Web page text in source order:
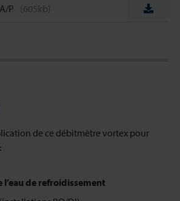
P (605kb)
de ce débitmètre vortex pour
l’eau de refroidissement